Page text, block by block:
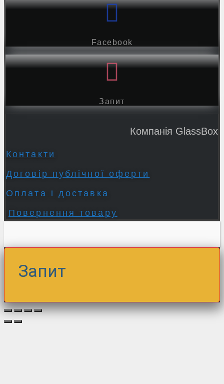
Facebook
Запит
Компанія GlassBox
Контакти
Договір публічної оферти
Оплата і доставка
Повернення товару
Запит